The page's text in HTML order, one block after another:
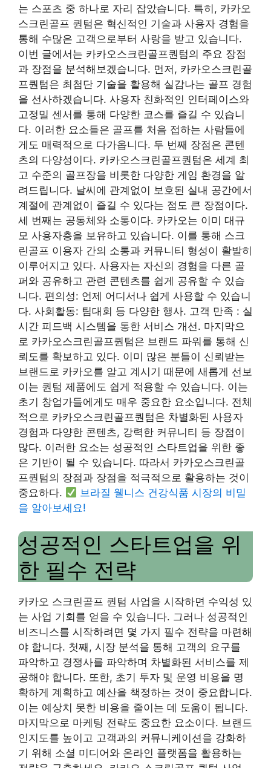
는 스포츠 중 하나로 자리 잡았습니다. 특히, 카카오
스크린골프 퀀텀은 혁신적인 기술과 사용자 경험을
통해 수많은 고객으로부터 사랑을 받고 있습니다.
이번 글에서는 카카오스크린골프퀀텀의 주요 장점
과 장점을 분석해보겠습니다. 먼저, 카카오스크린골
프퀀텀은 최첨단 기술을 활용해 실감나는 골프 경험
을 선사하겠습니다. 사용자 친화적인 인터페이스와
고정밀 센서를 통해 다양한 코스를 즐길 수 있습니
다. 이러한 요소들은 골프를 처음 접하는 사람들에
게도 매력적으로 다가옵니다. 두 번째 장점은 콘텐
츠의 다양성이다. 카카오스크린골프퀀텀은 세계 최
고 수준의 골프장을 비롯한 다양한 게임 환경을 알
려드립니다. 날씨에 관계없이 보호된 실내 공간에서
계절에 관계없이 즐길 수 있다는 점도 큰 장점이다.
세 번째는 공동체와 소통이다. 카카오는 이미 대규
모 사용자층을 보유하고 있습니다. 이를 통해 스크
린골프 이용자 간의 소통과 커뮤니티 형성이 ​​활발히
이루어지고 있다. 사용자는 자신의 경험을 다른 골
퍼와 공유하고 관련 콘텐츠를 쉽게 공유할 수 있습
니다. 편의성: 언제 어디서나 쉽게 사용할 수 있습니
다. 사회활동: 팀대회 등 다양한 행사. 고객 만족 : 실
시간 피드백 시스템을 통한 서비스 개선. 마지막으
로 카카오스크린골프퀀텀은 브랜드 파워를 통해 신
뢰도를 확보하고 있다. 이미 많은 분들이 신뢰받는
브랜드로 카카오를 알고 계시기 때문에 새롭게 선보
이는 퀀텀 제품에도 쉽게 적용할 수 있습니다. 이는
초기 창업가들에게도 매우 중요한 요소입니다. 전체
적으로 카카오스크린골프퀀텀은 차별화된 사용자
경험과 다양한 콘텐츠, 강력한 커뮤니티 등 장점이
많다. 이러한 요소는 성공적인 스타트업을 위한 좋
은 기반이 될 수 있습니다. 따라서 카카오스크린골
프퀀텀의 장점과 장점을 적극적으로 활용하는 것이
중요하다.
브라질 웰니스 건강식품 시장의 비밀
을 알아보세요!
성공적인 스타트업을 위
한 필수 전략
카카오 스크린골프 퀀텀 사업을 시작하면 수익성 있
는 사업 기회를 얻을 수 있습니다. 그러나 성공적인
비즈니스를 시작하려면 몇 가지 필수 전략을 마련해
야 합니다. 첫째, 시장 분석을 통해 고객의 요구를
파악하고 경쟁사를 파악하며 차별화된 서비스를 제
공해야 합니다. 또한, 초기 투자 및 운영 비용을 명
확하게 계획하고 예산을 책정하는 것이 중요합니다.
이는 예상치 못한 비용을 줄이는 데 도움이 됩니다.
마지막으로 마케팅 전략도 중요한 요소이다. 브랜드
인지도를 높이고 고객과의 커뮤니케이션을 강화하
기 위해 소셜 미디어와 온라인 플랫폼을 활용하는